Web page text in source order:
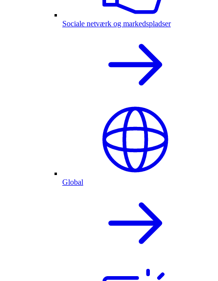
Sociale netværk og markedspladser
Global